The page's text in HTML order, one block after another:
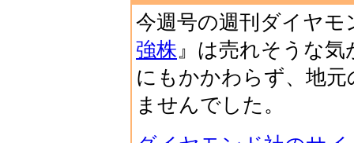
今週号の週刊ダイヤモ
強株』は売れそうな気
にもかかわらず、地
ませんでした。